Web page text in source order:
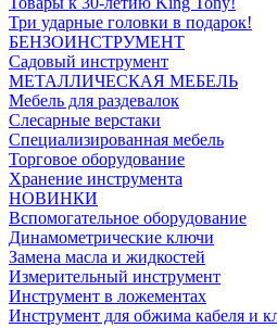
Три ударные головки в подарок!
БЕНЗОИНСТРУМЕНТ
Садовый инструмент
МЕТАЛЛИЧЕСКАЯ МЕБЕЛЬ
Мебель для раздевалок
Слесарные верстаки
Специализированная мебель
Торговое оборудование
Хранение инструмента
НОВИНКИ
Вспомогательное оборудование
Динамометрические ключи
Замена масла и жидкостей
Измерительный инструмент
Инструмент в ложементах
Инструмент для обжима кабеля и